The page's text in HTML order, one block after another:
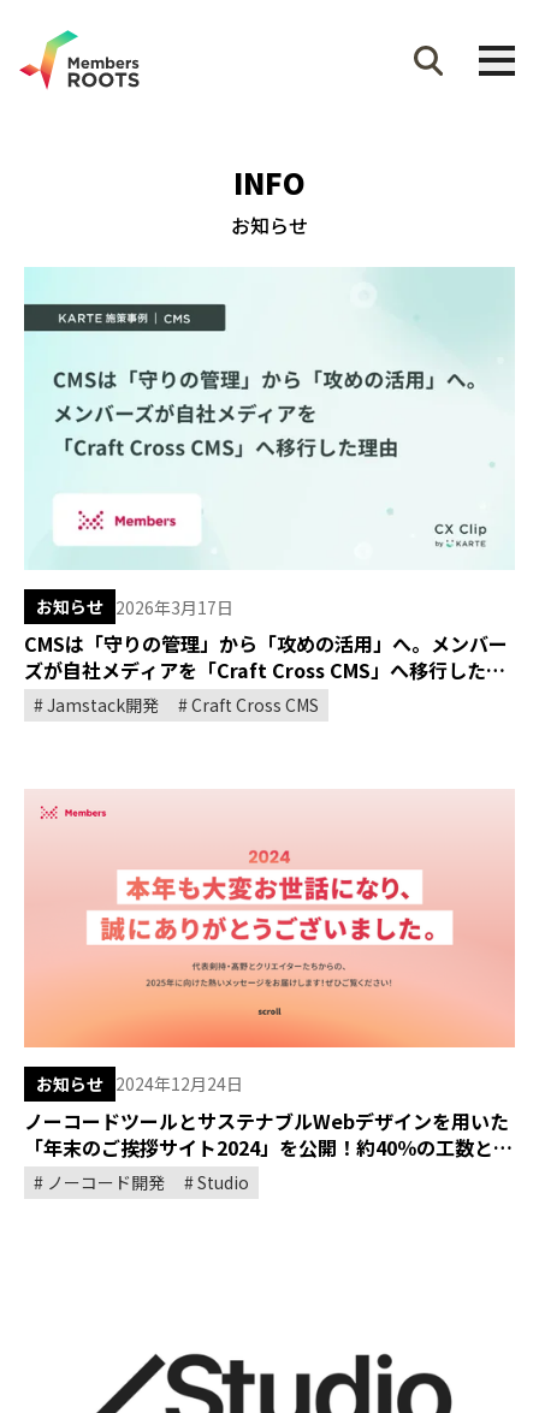
INFO
お知らせ
お知らせ 2026年3月17日
CMSは「守りの管理」から「攻めの活用」へ。メンバー
ズが自社メディアを「Craft Cross CMS」へ移行した理
由Jamstack開発 Craft Cross CMS
お知らせ 2024年12月24日
ノーコードツールとサステナブルWebデザインを用いた
「年末のご挨拶サイト2024」を公開！約40％の工数と
CO2排出量を削減
ノーコード開発 Studio